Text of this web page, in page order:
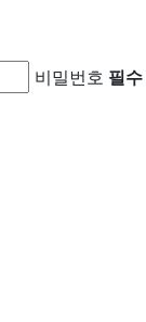
비밀번호 필수